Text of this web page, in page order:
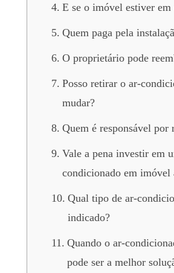
E se o imóvel estiver
Quem paga pela
O proprietário pode
Posso retirar o ar-
mudar?
Quem é responsável por
Vale a pena investir em
condicionado em imóvel
Qual tipo de ar-
indicado?
Quando o ar-
pode ser a melhor